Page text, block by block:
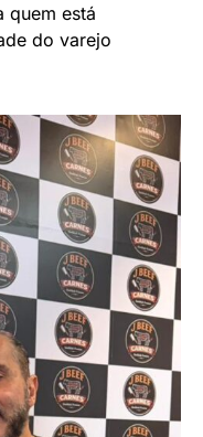
quem está
do varejo